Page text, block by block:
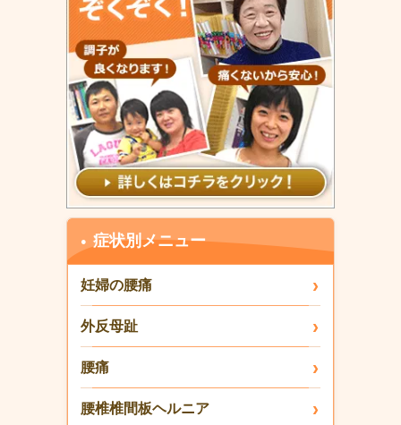
症状別メニュー
妊婦の腰痛
外反母趾
腰痛
腰椎椎間板ヘルニア